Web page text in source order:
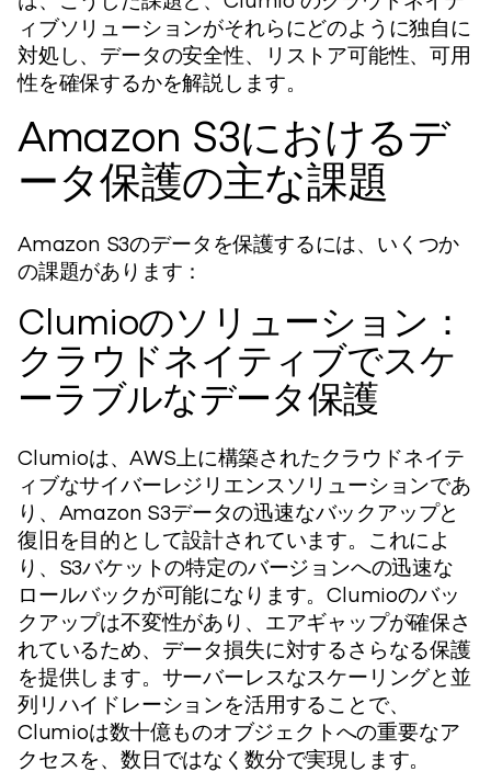
ィブソリューションがそれらにどのように独自に
対処し、データの安全性、リストア可能性、可用
性を確保するかを解説します。
Amazon S3におけるデ
ータ保護の主な課題
Amazon S3のデータを保護するには、いくつか
の課題があります：
Clumioのソリューション：
クラウドネイティブでスケ
ーラブルなデータ保護
Clumioは、AWS上に構築されたクラウドネイテ
ィブなサイバーレジリエンスソリューションであ
り、Amazon S3データの迅速なバックアップと
復旧を目的として設計されています。これによ
り、S3バケットの特定のバージョンへの迅速な
ロールバックが可能になります。Clumioのバッ
クアップは不変性があり、エアギャップが確保さ
れているため、データ損失に対するさらなる保護
を提供します。サーバーレスなスケーリングと並
列リハイドレーションを活用することで、
Clumioは数十億ものオブジェクトへの重要なア
クセスを、数日ではなく数分で実現します。